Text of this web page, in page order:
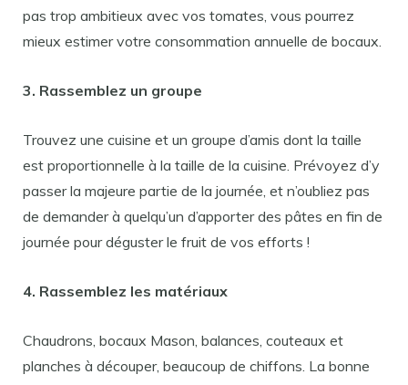
pas trop ambitieux avec vos tomates, vous pourrez
mieux estimer votre consommation annuelle de bocaux.
3. Rassemblez un groupe
Trouvez une cuisine et un groupe d’amis dont la taille
est proportionnelle à la taille de la cuisine. Prévoyez d’y
passer la majeure partie de la journée, et n’oubliez pas
de demander à quelqu’un d’apporter des pâtes en fin de
journée pour déguster le fruit de vos efforts !
4. Rassemblez les matériaux
Chaudrons, bocaux Mason, balances, couteaux et
planches à découper, beaucoup de chiffons. La bonne